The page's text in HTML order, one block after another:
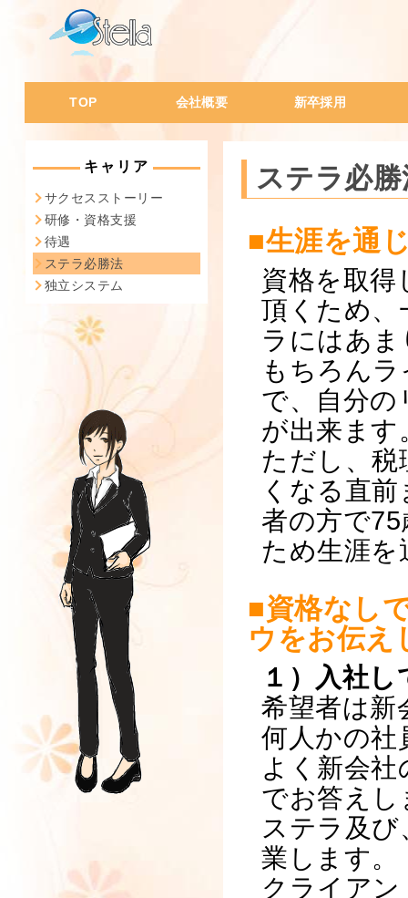
TOP 会社概要
会社概要・沿革
代表挨拶
会社の特徴
会社風土
社員データ
新卒採用
キャリア
サクセスストーリー
研修・資格支援
待遇
ステラ必勝法
独立システム
ステラ必勝
■生涯を通
資格を取得
頂くため、
ラにはあ
もちろん
で、自分の
が出来ます
ただし、税
くなる直
者の方で
ため生涯を
■資格なし
ウをお伝え
１）入社
希望者は新
何人かの社
よく新会
でお答えし
ステラ及
業します。
クライア